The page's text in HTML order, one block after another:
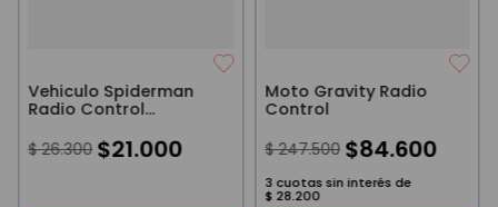
Vehiculo Spiderman
Radio Control
$ 26.300 $21.000
Moto Gravity Radio
Control
$ 247.500 $84.600
3 cuotas sin interés de
$ 28.200